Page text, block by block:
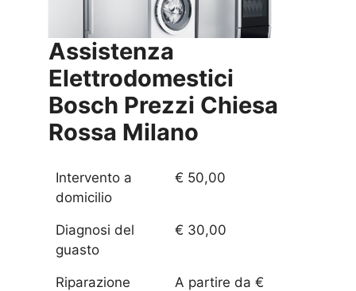
Assistenza
Elettrodomestici
Bosch Prezzi Chiesa
Rossa Milano
Intervento a
domicilio
€ 50,00
Diagnosi del
guasto
€ 30,00
Riparazione
A partire da €